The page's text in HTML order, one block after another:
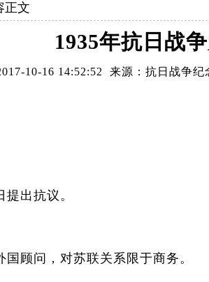
正文
1935年抗日战
10-16 14:52:52 来源：抗日战争纪
出抗议。
顾问，对苏联关系限于商务。